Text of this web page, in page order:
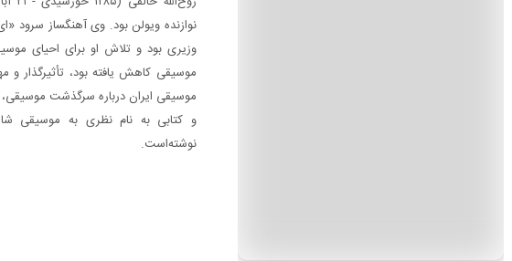
نوازنده ویولن بود. وی آهنگساز سرود
وزیری بود و تلاش او برای احیای
موسیقی کاهش یافته بود، تأثیرگذار
موسیقی ایران درباره سرگذشت موسیقی،
و کتابی به نام نظری به موسیقی
نوشته‌است.